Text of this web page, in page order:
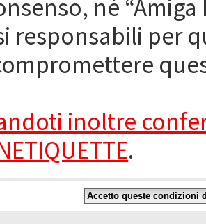
né
responsabili per
inoltre
.